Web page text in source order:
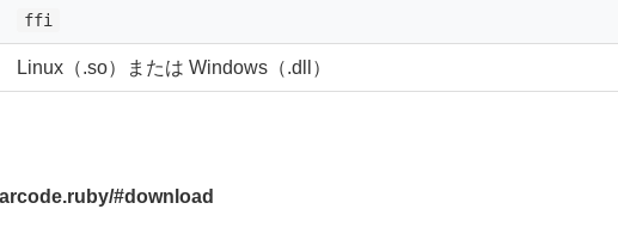
ffi
Linux（.so）または Windows（.dll）
#download